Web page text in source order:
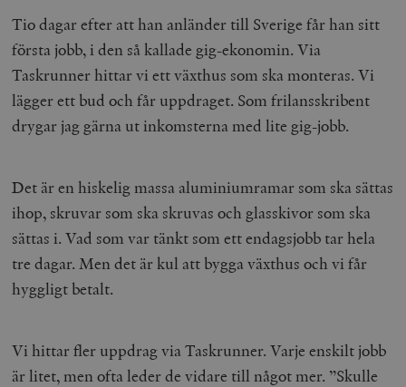
Tio dagar efter att han anländer till Sverige får han sitt
första jobb, i den så kallade gig-ekonomin. Via
Taskrunner hittar vi ett växthus som ska monteras. Vi
lägger ett bud och får uppdraget. Som frilansskribent
drygar jag gärna ut inkomsterna med lite gig-jobb.
Det är en hiskelig massa aluminiumramar som ska sättas
ihop, skruvar som ska skruvas och glasskivor som ska
sättas i. Vad som var tänkt som ett endagsjobb tar hela
tre dagar. Men det är kul att bygga växthus och vi får
hyggligt betalt.
Vi hittar fler uppdrag via Taskrunner. Varje enskilt jobb
är litet, men ofta leder de vidare till något mer. ”Skulle